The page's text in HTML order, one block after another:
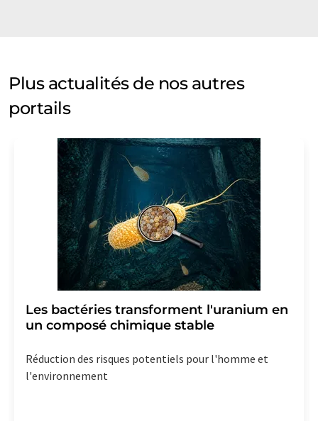
Plus actualités de nos autres
portails
Les bactéries transforment l'uranium en
un composé chimique stable
Réduction des risques potentiels pour l'homme et
l'environnement